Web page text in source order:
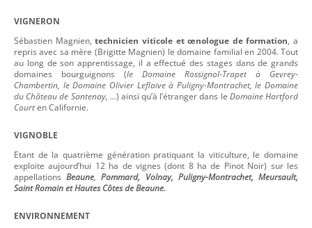
VIGNERON
Sébastien Magnien,technicien viticole et œnologue de formation, a
repris avec sa mère (Brigitte Magnien) le domaine familial en 2004. Tout
au long de son apprentissage, il a effectué des stages dans de grands
domaines bourguignons (le Domaine Rossignol-Trapet à Gevrey-
Chambertin, le Domaine Olivier Leflaive à Puligny-Montrachet, le Domaine
du Château de Santenay, …) ainsi qu’à l’étranger dans le Domaine Hartford
Courten Californie.
VIGNOBLE
Etant de la quatrième génération pratiquant la viticulture, le domaine
exploite aujourd’hui 12 ha de vignes (dont 8 ha de Pinot Noir) sur les
appellationsBeaune,Pommard, Volnay, Puligny-Montrachet, Meursault,
Saint Romain et Hautes Côtes de Beaune.
ENVIRONNEMENT